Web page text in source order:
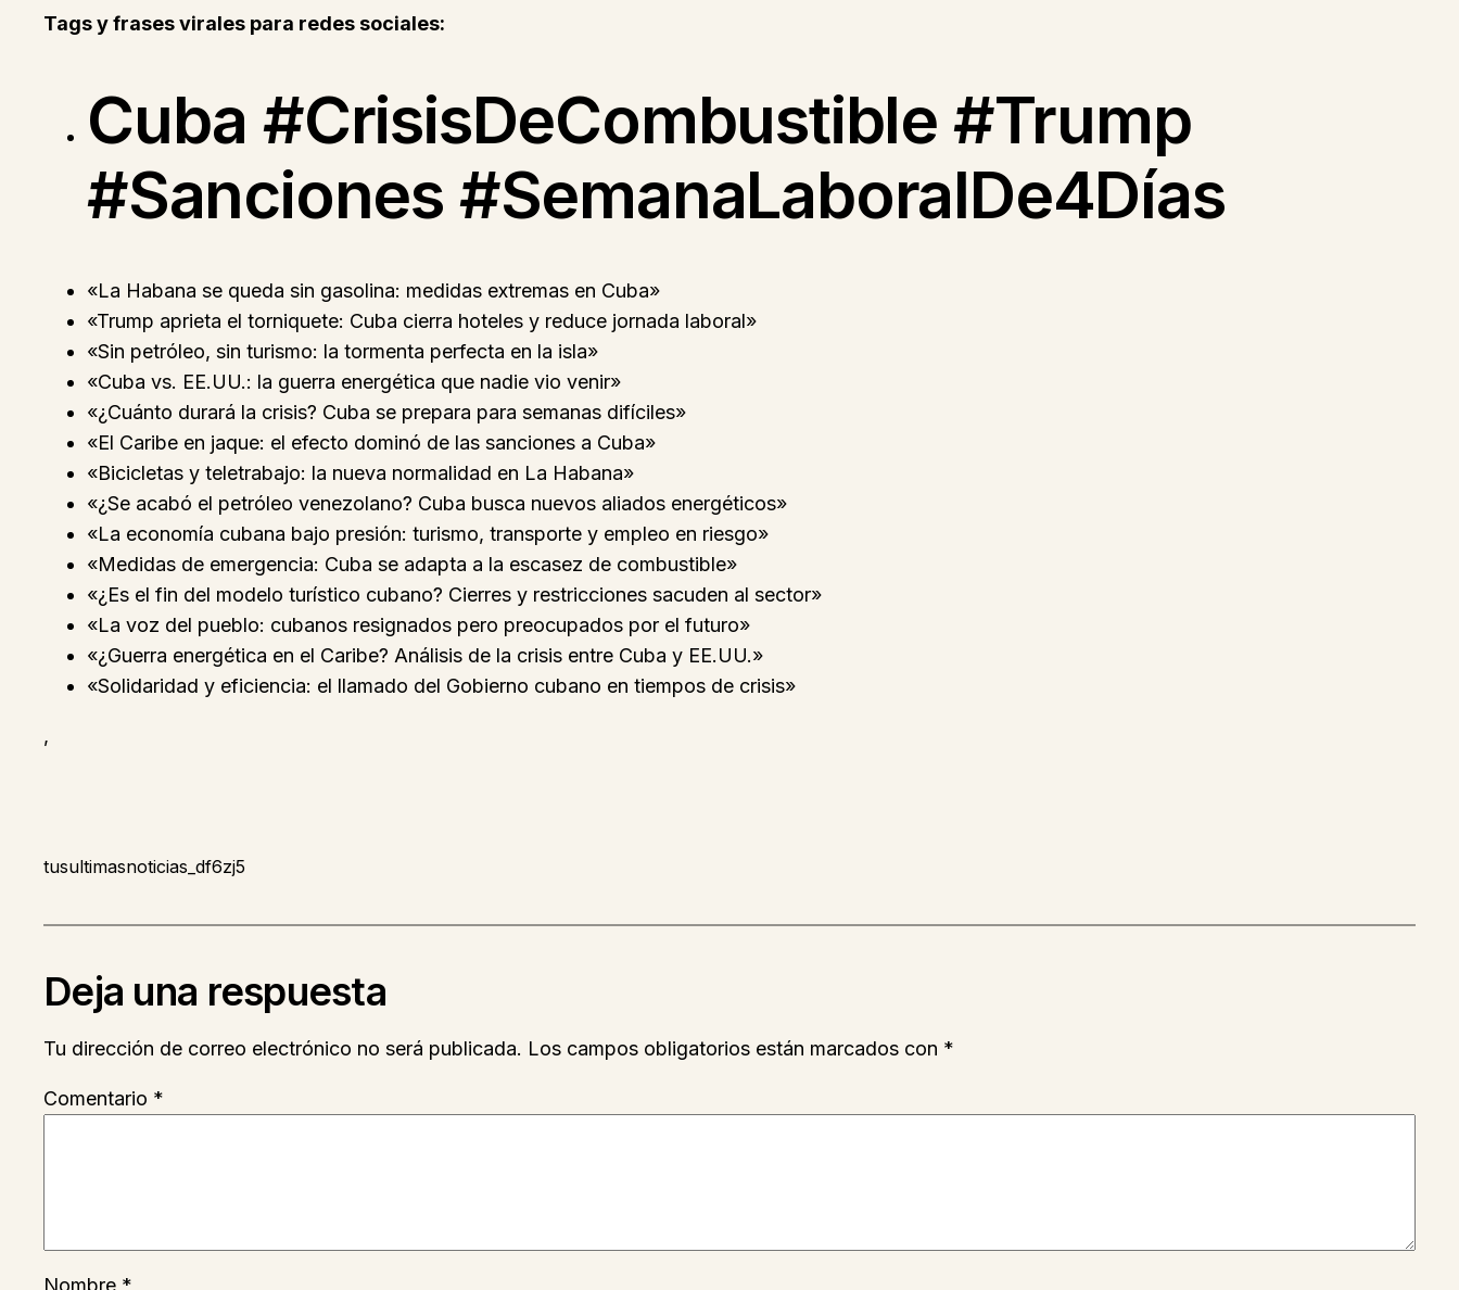
Tags y frases virales para redes sociales:
Cuba #CrisisDeCombustible #Trump
#Sanciones #SemanaLaboralDe4Días
«La Habana se queda sin gasolina: medidas extremas en Cuba»
«Trump aprieta el torniquete: Cuba cierra hoteles y reduce jornada laboral»
«Sin petróleo, sin turismo: la tormenta perfecta en la isla»
«Cuba vs. EE.UU.: la guerra energética que nadie vio venir»
«¿Cuánto durará la crisis? Cuba se prepara para semanas difíciles»
«El Caribe en jaque: el efecto dominó de las sanciones a Cuba»
«Bicicletas y teletrabajo: la nueva normalidad en La Habana»
«¿Se acabó el petróleo venezolano? Cuba busca nuevos aliados energéticos»
«La economía cubana bajo presión: turismo, transporte y empleo en riesgo»
«Medidas de emergencia: Cuba se adapta a la escasez de combustible»
«¿Es el fin del modelo turístico cubano? Cierres y restricciones sacuden al sector»
«La voz del pueblo: cubanos resignados pero preocupados por el futuro»
«¿Guerra energética en el Caribe? Análisis de la crisis entre Cuba y EE.UU.»
«Solidaridad y eficiencia: el llamado del Gobierno cubano en tiempos de crisis»
,
tusultimasnoticias_df6zj5
Deja una respuesta
Tu dirección de correo electrónico no será publicada. Los campos obligatorios están marcados con *
Comentario *